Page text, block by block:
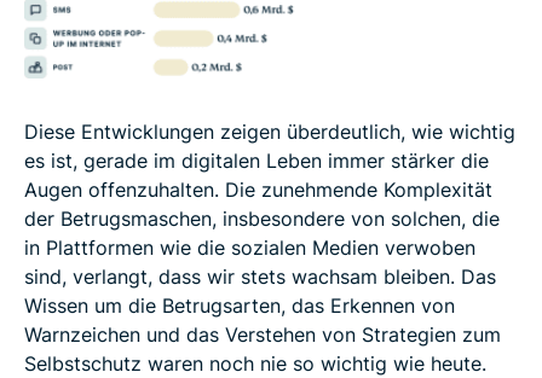
Diese Entwicklungen zeigen überdeutlich, wie wichtig
es ist, gerade im digitalen Leben immer stärker die
Augen offenzuhalten. Die zunehmende Komplexität
der Betrugsmaschen, insbesondere von solchen, die
in Plattformen wie die sozialen Medien verwoben
sind, verlangt, dass wir stets wachsam bleiben. Das
Wissen um die Betrugsarten, das Erkennen von
Warnzeichen und das Verstehen von Strategien zum
Selbstschutz waren noch nie so wichtig wie heute.